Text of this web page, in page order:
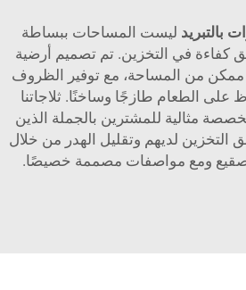
ليست المساحات ببساطة
تم تصميم أرضية
مع توفير الظروف
طازجًا وساخنًا. ثلاجاتنا
للمشترين بالجملة الذين
وتقليل الهدر من خلال
مواصفات مصممة خصيصًا.